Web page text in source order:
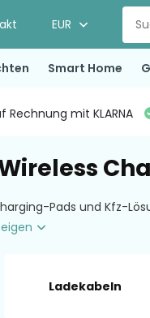
EUR
Smart Home
Rechnung mit KLARNA
Pads und Kfz-
Ladekabeln